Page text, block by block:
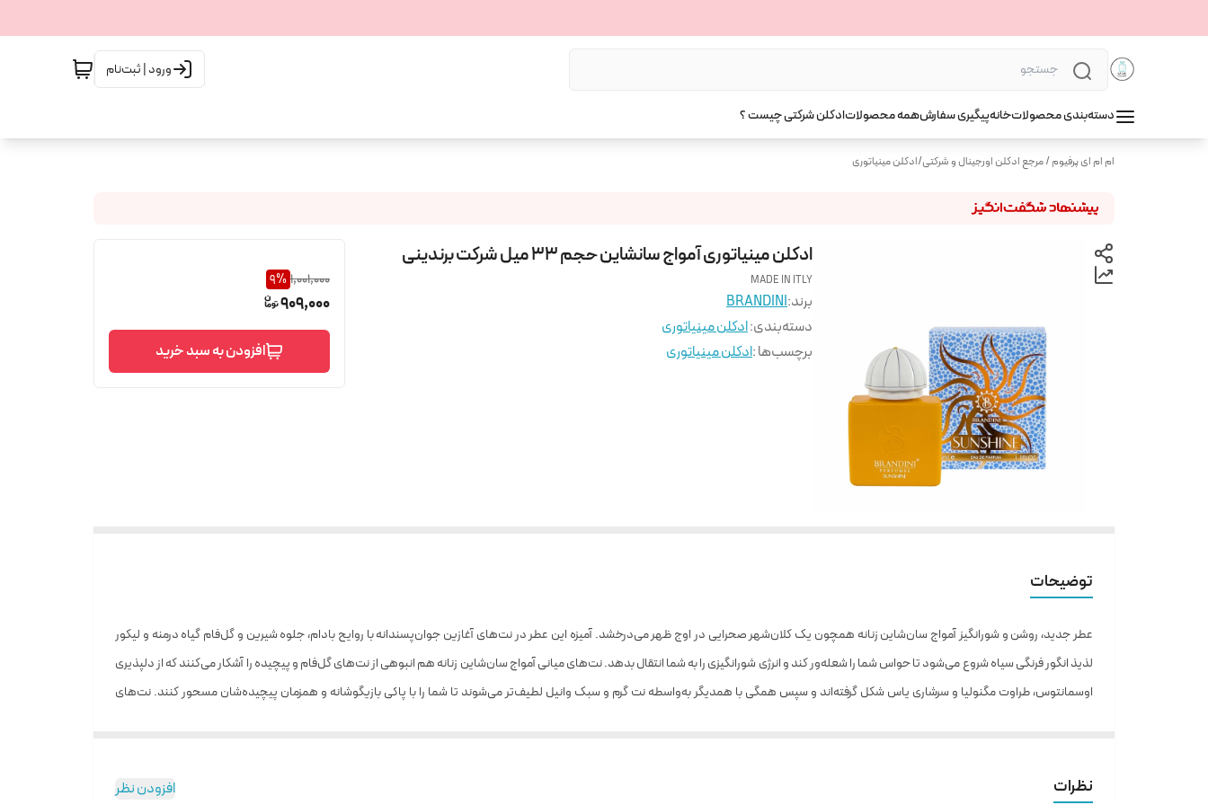
ورود | ثبت‌نام
دسته‌بندی محصولاتخانهپیگیری سفارشهمه محصولاتادکلن شرکتی چیست ؟
ام ام ای پرفیوم / مرجع ادکلن اورجینال و شرکتی/ادکلن مینیاتوری
ادکلن مینیاتوری آمواج سانشاین حجم 33 میل شرکت برندینی
MADE IN ITLY
برند:BRANDINI
دسته‌بندی:ادکلن مینیاتوری
برچسب‌ها :ادکلن مینیاتوری
1,001,000
9%
909,000
افزودن به سبد خرید
توضیحات
عطر جدید، روشن و شورانگیز آمواج سان‌شاین زنانه همچون یک کلان‌شهر صحرایی در اوج ظهر می‌درخشد. آمیزه این عطر در نت‌های آغازین جوان‌پسندانه با روایح بادام، جلوه شیرین و گل‌فام گیاه درمنه و لیکور
لذیذ انگور فرنگی سیاه شروع می‌شود تا حواس شما را شعله‌ور کند و انرژی شورانگیزی را به شما انتقال بدهد. نت‌های میانی آمواج سان‌شاین زنانه هم انبوهی از نت‌های گل‌فام و پیچیده را آشکار می‌کنند که از دلپذیری
اوسمانتوس، طراوت مگنولیا و سرشاری یاس شکل گرفته‌اند و سپس همگی با همدیگر به‌واسطه نت گرم و سبک وانیل لطیف‌تر می‌شوند تا شما را با پاکی بازیگوشانه و همزمان پیچیده‌شان مسحور کنند. نت‌های
آمواج سان‌شاین زنانه که در یک بطری زرد زیبا و رنگین‌کمانی جای گرفته، نمی‌توانست نامی بهتر از این داشته باشد؛ عطری گرم و شاداب و پیچیده که همچون گنجینه‌ای می‌درخشد.
نظرات افزودن نظر